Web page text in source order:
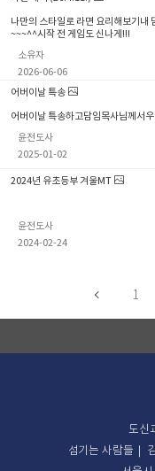
나만의 스타일로 라면 요리해보기내
~~~^^시작 전 게임도 신
소유자
2026-06-06
어버이날 특송
어버이날 특송하고담임목사님께서
윤전도사
2025-01-02
2024년 유초등부 겨울MT
윤전도사
2024-02-24
1
도신
섬기는 사람들｜